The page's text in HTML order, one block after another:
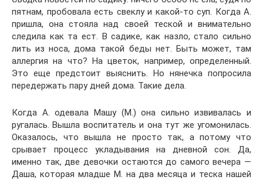
пятнам, пробовала есть свеклу и какой-то суп. Когда А.
пришла, она стояла над своей теской и внимательно
следила как та ест. В садике, как назло, стало сильно
лить из носа, дома такой беды нет. Быть может, там
аллергия на что? На цветок, например, определенный.
Это еще предстоит выяснить. Но нянечка попросила
передержать пару дней дома. Такие дела.
Когда А. одевала Машу (М.) она сильно извивалась и
ругалась. Вышла воспитатель и она тут же угомонилась.
Оказалось, что вышла не просто так, а потому что
срывает процесс укладывания на дневной сон. Да,
именно так, две девочки остаются до самого вечера —
Даша, которая младше М. на два месяца и теска нашей